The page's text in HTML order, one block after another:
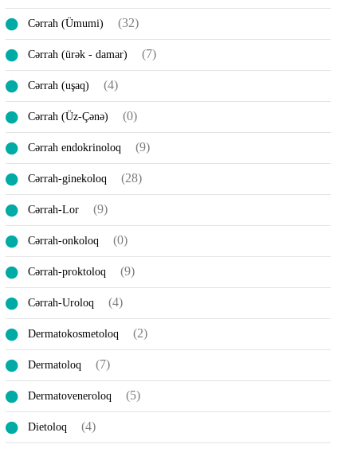
Cərrah (Ümumi) (32)
Cərrah (ürək - damar) (7)
Cərrah (uşaq) (4)
Cərrah (Üz-Çənə) (0)
Cərrah endokrinoloq (9)
Cərrah-ginekoloq (28)
Cərrah-Lor (9)
Cərrah-onkoloq (0)
Cərrah-proktoloq (9)
Cərrah-Uroloq (4)
Dermatokosmetoloq (2)
Dermatoloq (7)
Dermatoveneroloq (5)
Dietoloq (4)